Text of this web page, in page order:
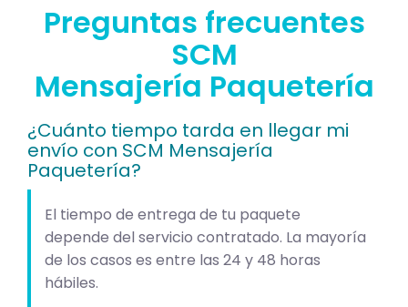
Preguntas frecuentes
SCM
Mensajería Paquetería
¿Cuánto tiempo tarda en llegar mi
envío con SCM Mensajería
Paquetería?
El tiempo de entrega de tu paquete
depende del servicio contratado. La mayoría
de los casos es entre las 24 y 48 horas
hábiles.